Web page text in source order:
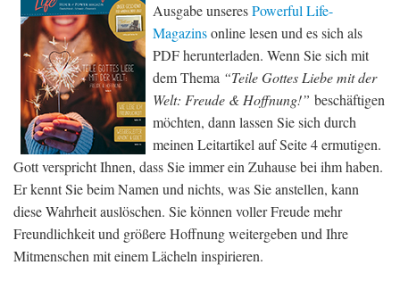
Ausgabe unseresPowerful Life-
Magazinsonline lesen und es sich als
PDF herunterladen. Wenn Sie sich mit
dem Thema “Teile Gottes Liebe mit der
Welt: Freude & Hoffnung!” beschäftigen
möchten, dann lassen Sie sich durch
meinen Leitartikel auf Seite 4 ermutigen.
Gott verspricht Ihnen, dass Sie immer ein Zuhause bei ihm haben.
Er kennt Sie beim Namen und nichts, was Sie anstellen, kann
diese Wahrheit auslöschen. Sie können voller Freude mehr
Freundlichkeit und größere Hoffnung weitergeben und Ihre
Mitmenschen mit einem Lächeln inspirieren.